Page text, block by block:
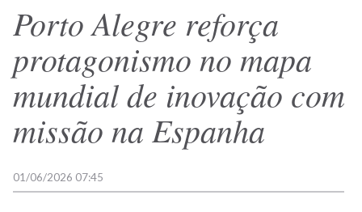
Porto Alegre reforça
protagonismo no mapa
mundial de inovação com
missão na Espanha
01/06/2026 07:45